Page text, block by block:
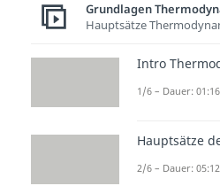
Kurz
Die
ist also die
Grundlagen
Hauptsätze
Intro
1/6 – Dauer: 01:16
Hauptsätze
2/6 – Dauer: 05:12